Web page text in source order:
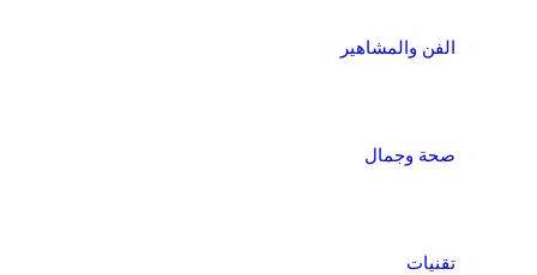
الفن والمشاهير
صحة وجمال